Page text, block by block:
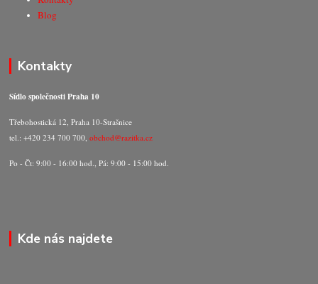
Blog
Kontakty
Sídlo společnosti Praha 10
Třebohostická 12, Praha 10-Strašnice
tel.: +420 234 700 700,obchod@razitka.cz
Po - Čt: 9:00 - 16:00 hod., Pá: 9:00 - 15:00 hod.
Kde nás najdete